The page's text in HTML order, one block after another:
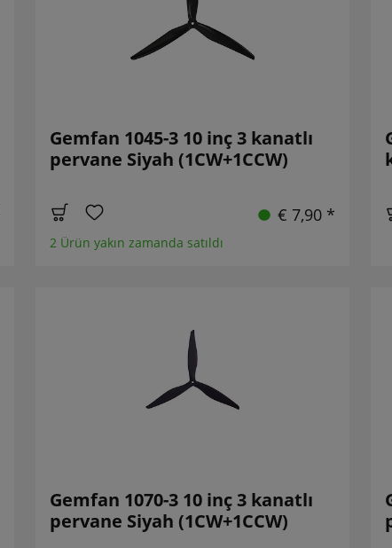
Gemfan 1045-3 10 inç 3 kanatlı
pervane Siyah (1CW+1CCW)
€ 7,90 *
2 Ürün yakın zamanda satıldı
Gemfan 1070-3 10 inç 3 kanatlı
pervane Siyah (1CW+1CCW)